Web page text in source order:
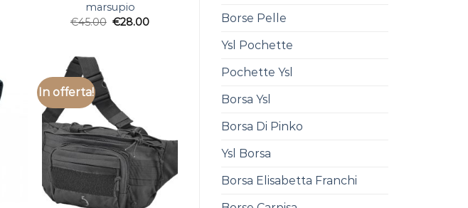
Borse Pelle
Ysl Pochette
Pochette Ysl
Borsa Ysl
Borsa Di Pinko
Ysl Borsa
Borsa Elisabetta Franchi
marsupio
€45.00 €28.00
In offerta!